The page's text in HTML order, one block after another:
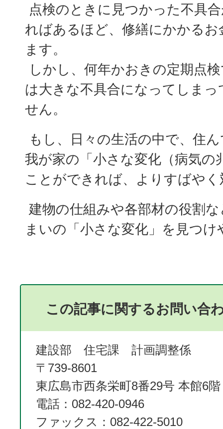
点検のときに見つかった不具
ればあるほど、修繕にかかる
ます。
しかし、何年かおきの定期点
は大きな不具合になってしま
せん。
もし、日々の生活の中で、住
我が家の「小さな変化（病気の
ことができれば、よりすばや
建物の仕組みや各部材の役割
まいの「小さな変化」を見つ
この記事に関するお問い合
建設部 住宅課 計画調整係
〒739-8601
東広島市西条栄町8番29号 本館6階
電話：082-420-0946
ファックス：082-422-5010